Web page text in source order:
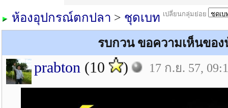
เปลี่ยนกลุ่มย่อย
ห้องอุปกรณ์ตกปลา > ชุดเบท
รบกวน ขอความเห็นขอ
prabton (10 ) 17 ก.ย. 57,